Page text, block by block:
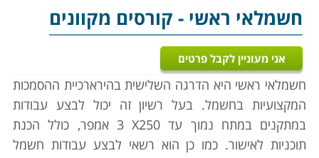
חשמלאי ראשי - קורסים מקוונים
אני מעוניין לקבל פרטים
חשמלאי ראשי היא הדרגה השלישית בהירארכיית ההסמכות
המקצועיות בחשמל. בעל רשיון זה יכול לבצע עבודות
במתקנים במתח נמוך עד 250
X
3 אמפר, כולל הכנת
תוכניות לאישור. כמו כן הוא רשאי לבצע עבודות חשמל